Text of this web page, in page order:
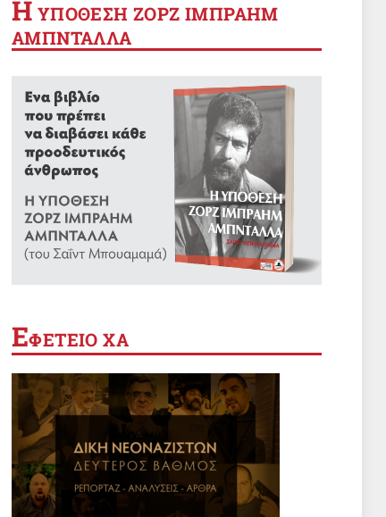
Η YΠΟΘΕΣΗ ΖΟΡΖ ΙΜΠΡΑΗΜ
ΑΜΠΝΤΑΛΛΑ
ΕΦΕΤΕΙΟ ΧΑ